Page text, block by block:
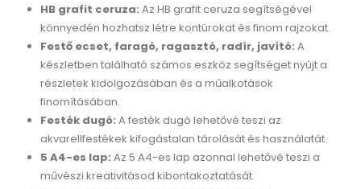
HB grafit ceruza: Az HB grafit ceruza segítségével
könnyedén hozhatsz létre kontúrokat és finom rajzokat.
Festő ecset, faragó, ragasztó, radír, javító: A
készletben található számos eszköz segítséget nyújt a
részletek kidolgozásában és a műalkotások
finomításában.
Festék dugó: A festék dugó lehetővé teszi az
akvarellfestékek kifogástalan tárolását és használatát.
5 A4-es lap: Az 5 A4-es lap azonnal lehetővé teszi a
művészi kreativitásod kibontakoztatását.